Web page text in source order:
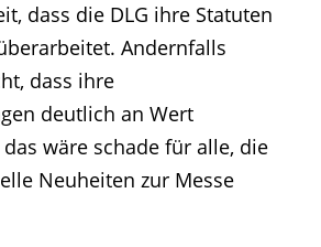
dass die DLG ihre Statuten
Andernfalls
dass ihre
deutlich an Wert
wäre schade für alle, die
Neuheiten zur Messe